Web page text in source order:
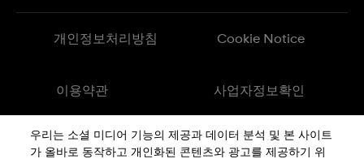
Sitemap
개인정보처리방침 Cookie Notice
이용약관 사업자정보확인
메이드 인 스위스
우리는 소셜 미디어 기능의 제공과 데이터 분석 및 본 사이트
가 올바로 동작하고 개인화된 콘텐츠와 광고를 제공하기 위